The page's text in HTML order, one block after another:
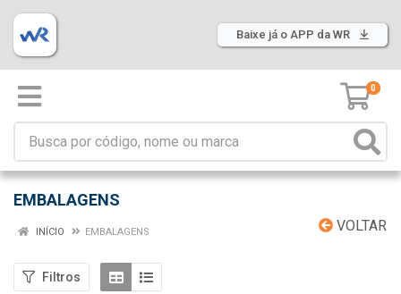
Baixe já o APP da WR
0
EMBALAGENS
VOLTAR
INÍCIO EMBALAGENS
Filtros